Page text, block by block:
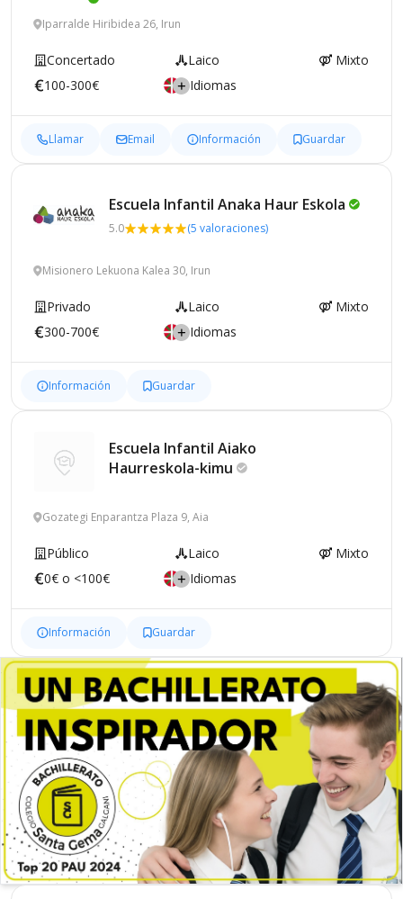
Iparralde Hiribidea 26, Irun
Concertado Laico
Mixto
100-300€
Idiomas
Llamar Email Información Guardar
Escuela Infantil Anaka Haur Eskola
5.0 (5 valoraciones)
Misionero Lekuona Kalea 30, Irun
Privado Laico
Mixto
300-700€
Idiomas
Información Guardar
Escuela Infantil Aiako
Haurreskola-kimu
Gozategi Enparantza Plaza 9, Aia
Público Laico
Mixto
0€ o <100€
Idiomas
Información Guardar